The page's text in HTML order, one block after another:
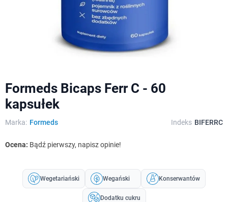
Formeds Bicaps Ferr C - 60
kapsułek
Marka: Formeds Indeks BIFERRC
Ocena: Bądź pierwszy, napisz opinie!
Wegetariański Wegański Konserwantów
Dodatku cukru